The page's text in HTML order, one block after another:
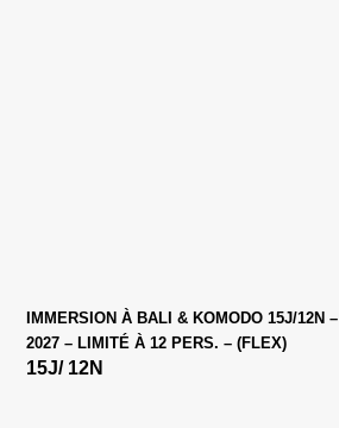
IMMERSION À BALI & KOMODO 15J/12N –
2027 – LIMITÉ À 12 PERS. – (FLEX)
15J/ 12N